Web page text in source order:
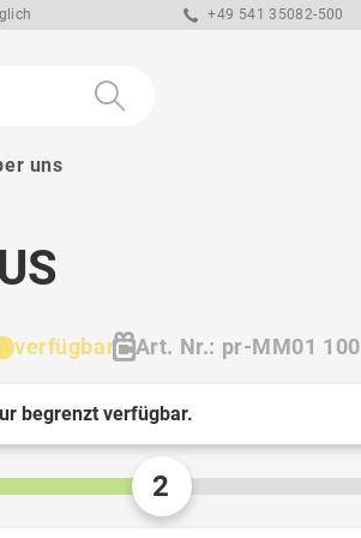
+49 541 35082-500
uns
verfügbar Art. Nr.: pr-MM01 100
begrenzt verfügbar.
2